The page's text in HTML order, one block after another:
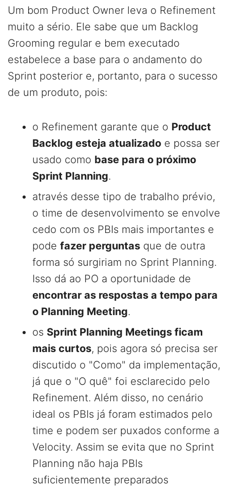
Um bom Product Owner leva o Refinement
muito a sério. Ele sabe que um Backlog
Grooming regular e bem executado
estabelece a base para o andamento do
Sprint posterior e, portanto, para o sucesso
de um produto, pois:
o Refinement garante que o Product
Backlog esteja atualizado e possa ser
usado como base para o próximo
Sprint Planning.
através desse tipo de trabalho prévio,
o time de desenvolvimento se envolve
cedo com os PBIs mais importantes e
pode fazer perguntas que de outra
forma só surgiriam no Sprint Planning.
Isso dá ao PO a oportunidade de
encontrar as respostas a tempo para
o Planning Meeting.
os Sprint Planning Meetings ficam
mais curtos, pois agora só precisa ser
discutido o "Como" da implementação,
já que o "O quê" foi esclarecido pelo
Refinement. Além disso, no cenário
ideal os PBIs já foram estimados pelo
time e podem ser puxados conforme a
Velocity. Assim se evita que no Sprint
Planning não haja PBIs
suficientemente preparados